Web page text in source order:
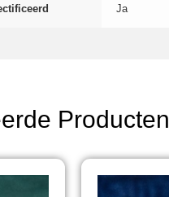
Ja
Producten